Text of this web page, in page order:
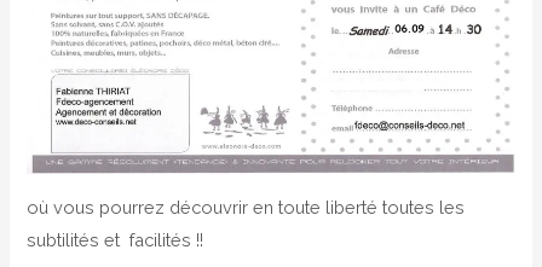
où vous pourrez découvrir en toute liberté toutes les
subtilités et facilités !!